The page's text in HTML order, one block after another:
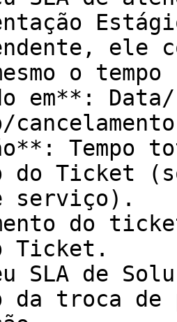
ele
o
em**:
Tempo
do Ticket
serviço).
do
Ticket.
SLA de
da troca